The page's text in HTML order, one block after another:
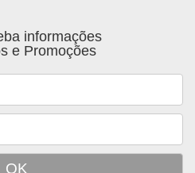
informações
e Promoções